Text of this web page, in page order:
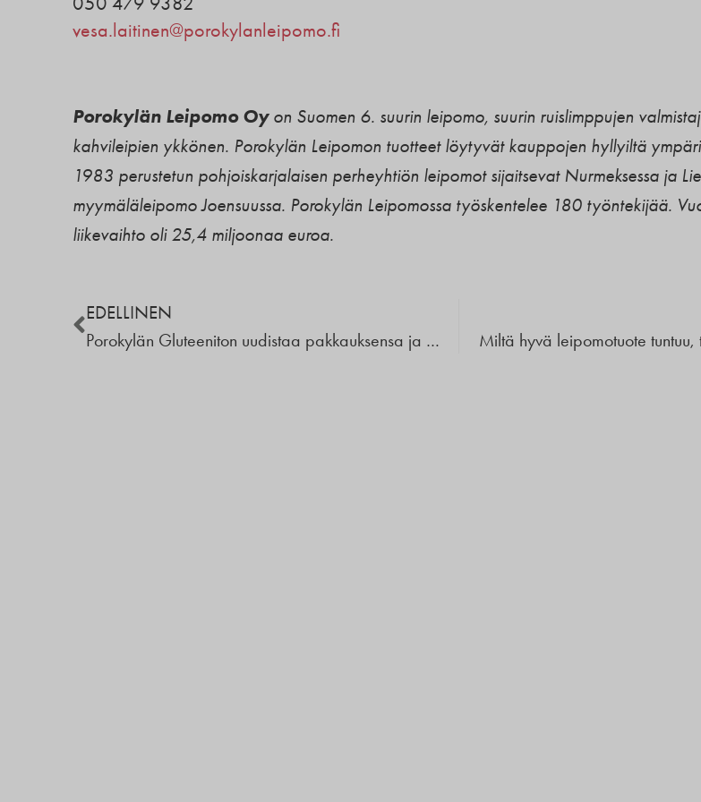
vesa.laitinen@porokylanleipomo.fi
Porokylän Leipomo Oyon Suomen 6. suurin leipomo, suurin ruislimppujen
kahvileipien ykkönen. Porokylän Leipomon tuotteet löytyvät kauppojen hyllyiltä
1983 perustetun pohjoiskarjalaisen perheyhtiön leipomot sijaitsevat Nurmeksessa ja
myymäläleipomo Joensuussa. Porokylän Leipomossa työskentelee 180 työntekijää.
liikevaihto oli 25,4 miljoonaa euroa.
EDELLINEN
Porokylän Gluteeniton uudistaa pakkauksensa ja tarina kohoaa mukana!
Miltä hyvä leipomotuote tuntuu,